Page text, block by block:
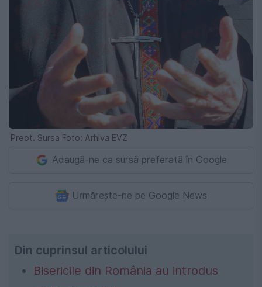
Preot. Sursa Foto: Arhiva EVZ
Adaugă-ne ca sursă preferată în Google
Urmărește-ne pe Google News
Din cuprinsul articolului
Bisericile din România au introdus